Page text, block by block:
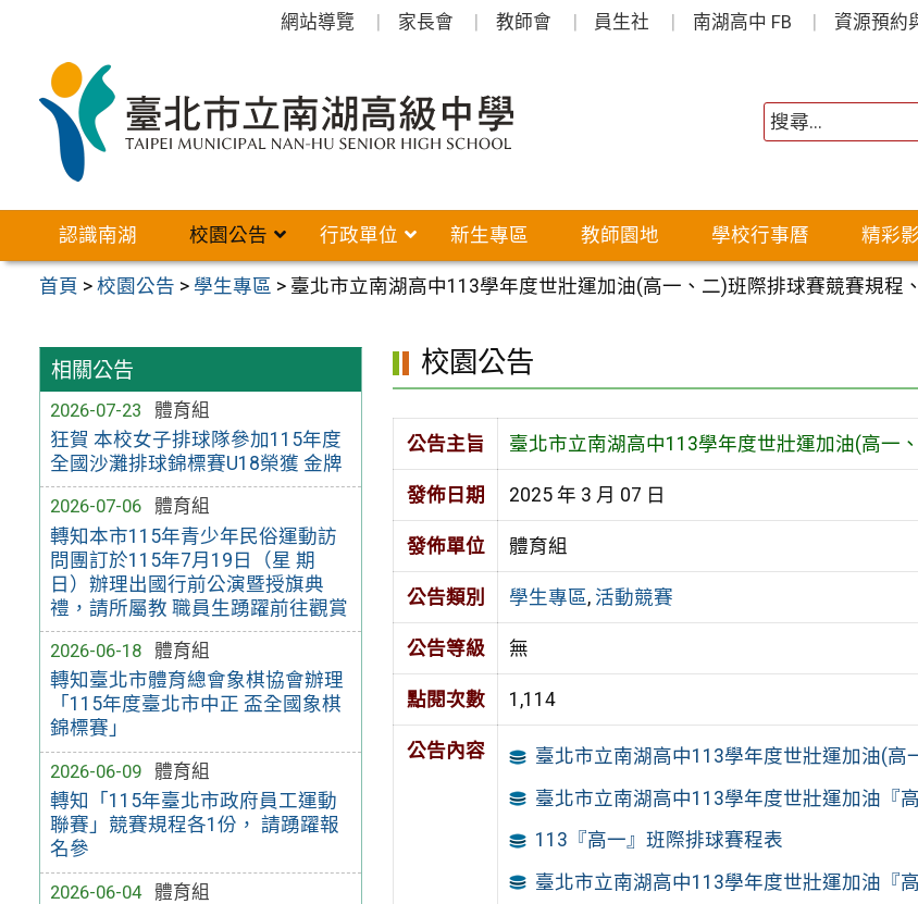
網站導覽 家長會 教師會 員生社 南湖高中 FB 資源預約
認識南湖 校園公告 行政單位 新生專區 教師園地 學校行事曆 精彩
首頁 >校園公告 > 學生專區 > 臺北市立南湖高中113學年度世壯運加油(高一、二)班際排球賽競賽規程
相關公告
2026-07-23
體育組
狂賀 本校女子排球隊參加115年度
全國沙灘排球錦標賽U18榮獲 金牌
2026-07-06
體育組
轉知本市115年青少年民俗運動訪
問團訂於115年7月19日（星 期
日）辦理出國行前公演暨授旗典
禮，請所屬教 職員生踴躍前往觀賞
2026-06-18
體育組
轉知臺北市體育總會象棋協會辦理
「115年度臺北市中正 盃全國象棋
錦標賽」
2026-06-09
體育組
轉知「115年臺北市政府員工運動
聯賽」競賽規程各1份， 請踴躍報
名參
2026-06-04
體育組
校園公告
公告主旨 臺北市立南湖高中113學年度世壯運加油(高一
發佈日期 2025 年 3 月 07 日
發佈單位 體育組
公告類別 學生專區, 活動競賽
公告等級 無
點閱次數 1,114
公告內容 臺北市立南湖高中113學年度世壯運加油(高
臺北市立南湖高中113學年度世壯運加油『
113『高一』班際排球賽程表
臺北市立南湖高中113學年度世壯運加油『